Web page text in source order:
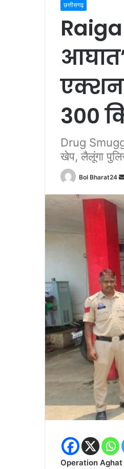
छत्तीसगढ़
300
Drug
खेप, लैलूंगा
Bol Bharat24
Operation Aghat